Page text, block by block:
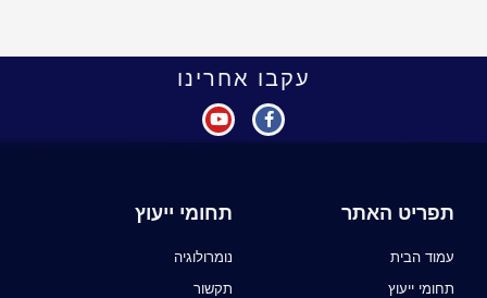
עקבו אחרינו
תפריט האתר
עמוד הבית
תחומי ייעוץ
תחומי ייעוץ
נומרולוגיה
תקשור